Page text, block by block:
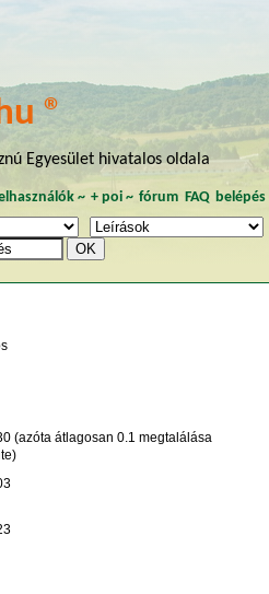
®
Egyesület hivatalos oldala
~ + poi~ fórum FAQ belépés
(azóta átlagosan 0.1 megtalálása